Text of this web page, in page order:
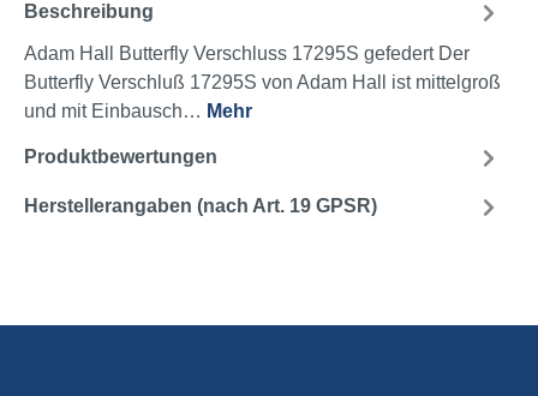
Beschreibung
Adam Hall Butterfly Verschluss 17295S gefedert Der
Butterfly Verschluß 17295S von Adam Hall ist mittelgroß
und mit Einbausch… Mehr
Produktbewertungen
Herstellerangaben (nach Art. 19 GPSR)